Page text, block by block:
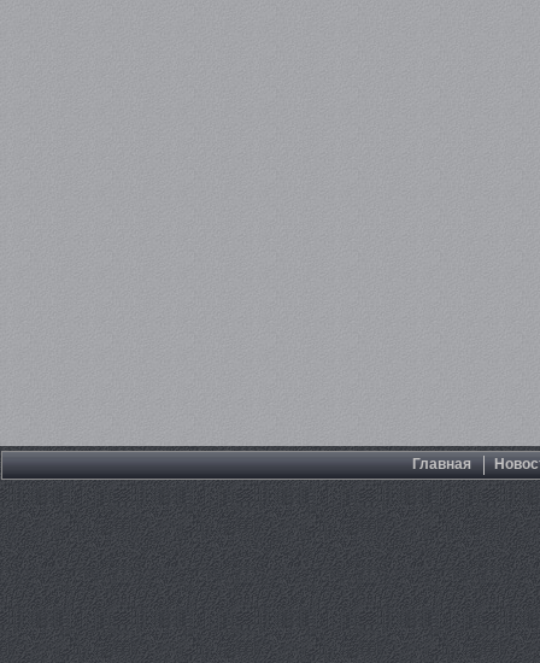
Главная